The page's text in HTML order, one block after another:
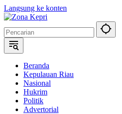
Langsung ke konten
Beranda
Kepulauan Riau
Nasional
Hukrim
Politik
Advertorial